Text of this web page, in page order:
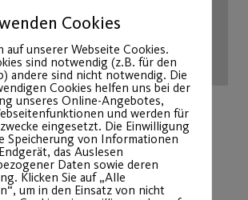
Cookies
auf unserer Webseite Cookies.
sind notwendig (z.B. für den
andere sind nicht notwendig. Die
Cookies helfen uns bei der
unseres Online-Angebotes,
und werden für
eingesetzt. Die Einwilligung
Speicherung von Informationen
das Auslesen
Daten sowie deren
Klicken Sie auf „Alle
um in den Einsatz von nicht